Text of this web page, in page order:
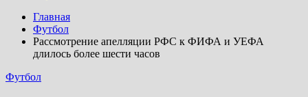
Главная
Футбол
Рассмотрение апелляции РФС к ФИФА и УЕФА
длилось более шести часов
Футбол